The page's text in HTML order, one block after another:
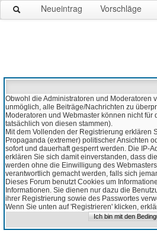
Neueintrag Vorschläge
Obwohl die Administratoren und Moderatoren
unmöglich, alle Beiträge/Nachrichten zu
Moderatoren und Webmaster können nicht
tatsächlich von diesen stammen).
Mit dem Vollenden der Registrierung erklären
Propaganda (extremer) politischer Ansichten
sofort und dauerhaft gesperrt werden. Die IP-
erklären Sie sich damit einverstanden, dass
werden ohne die Einwilligung des
verantwortlich gemacht werden, falls sich
Dieses Forum benutzt Cookies um
Informationen. Sie dienen nur dazu die
ihrer Registrierung sowie des Passwortes
Wenn Sie unten auf 'Registrieren' klicken,